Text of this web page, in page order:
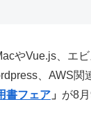
やVue.js、エ
、AWS関
書フェア 」 が8